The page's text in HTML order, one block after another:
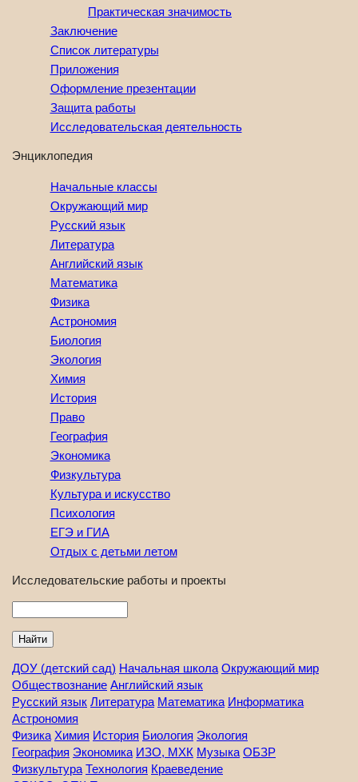
Практическая значимость
Заключение
Список литературы
Приложения
Оформление презентации
Защита работы
Исследовательская деятельность
Энциклопедия
Начальные классы
Окружающий мир
Русский язык
Литература
Английский язык
Математика
Физика
Астрономия
Биология
Экология
Химия
История
Право
География
Экономика
Физкультура
Культура и искусство
Психология
ЕГЭ и ГИА
Отдых с детьми летом
Исследовательские работы и проекты
ДОУ (детский сад) Начальная школа Окружающий мир
Обществознание Английский язык
Русский язык Литература Математика Информатика
Астрономия
Физика Химия История Биология Экология
География Экономика ИЗО, МХК Музыка ОБЗР
Физкультура Технология Краеведение